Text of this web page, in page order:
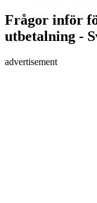
Frågor inför
utbetalning -
advertisement